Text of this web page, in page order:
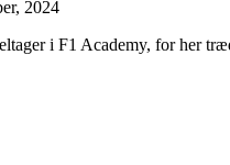
2024
i F1 Academy, for her